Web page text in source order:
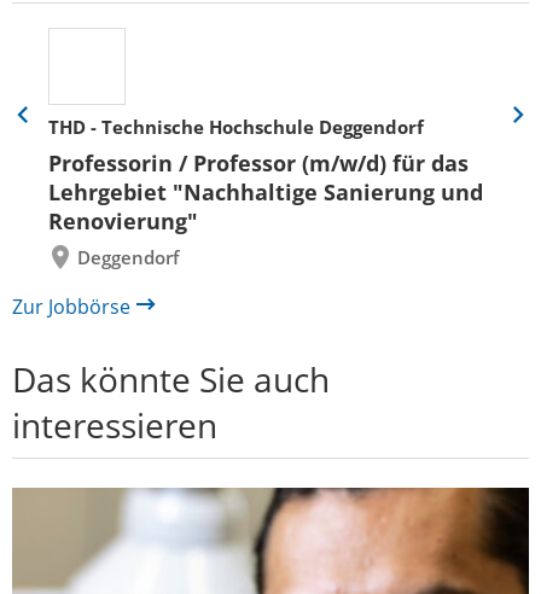
THD - Technische Hochschule Deggendorf
Professorin / Professor (m/w/d) für das
Lehrgebiet "Nachhaltige Sanierung und
Renovierung"
Deggendorf
Eine
zurück
Eine
Zur Jobbörse
Das könnte Sie auch
interessieren